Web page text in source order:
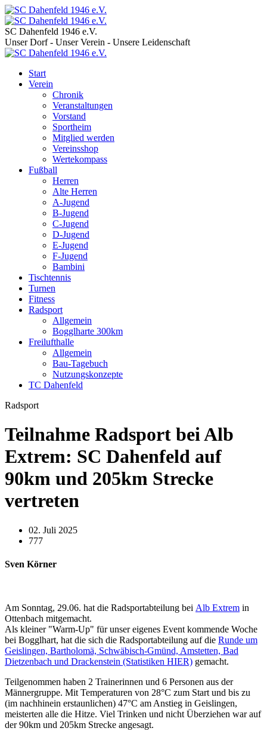
SC Dahenfeld 1946 e.V.
Unser Dorf - Unser Verein - Unsere Leidenschaft
Start
Verein
Chronik
Veranstaltungen
Vorstand
Sportheim
Mitglied werden
Vereinsshop
Wertekompass
Fußball
Herren
Alte Herren
A-Jugend
B-Jugend
C-Jugend
D-Jugend
E-Jugend
F-Jugend
Bambini
Tischtennis
Turnen
Fitness
Radsport
Allgemein
Bogglharte 300km
Freilufthalle
Allgemein
Bau-Tagebuch
Nutzungskonzepte
TC Dahenfeld
Radsport
Teilnahme Radsport bei Alb
Extrem: SC Dahenfeld auf
90km und 205km Strecke
vertreten
02. Juli 2025
777
Sven Körner
Am Sonntag, 29.06. hat die Radsportabteilung bei Alb Extrem in
Ottenbach mitgemacht.
Als kleiner "Warm-Up" für unser eigenes Event kommende Woche
bei Bogglhart, hat die sich die Radsportabteilung auf die Runde um
Geislingen, Bartholomä, Schwäbisch-Gmünd, Amstetten, Bad
Dietzenbach und Drackenstein (Statistiken HIER) gemacht.
Teilgenommen haben 2 Trainerinnen und 6 Personen aus der
Männergruppe. Mit Temperaturen von 28°C zum Start und bis zu
(im nachhinein erstaunlichen) 47°C am Anstieg in Geislingen,
meisterten alle die Hitze. Viel Trinken und nicht Überziehen war auf
der 90km und 205km Strecke angesagt.